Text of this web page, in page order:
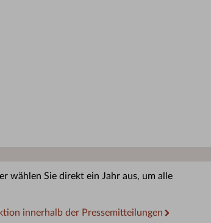
wählen Sie direkt ein Jahr aus, um alle
innerhalb der Pressemitteilungen